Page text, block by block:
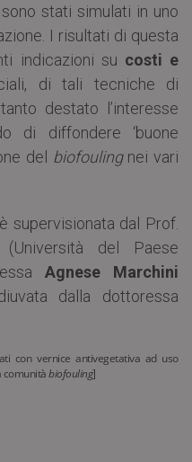
stati simulati in uno
I risultati di questa
indicazioni su costi e
di tali tecniche di
destato l’interesse
di diffondere ‘buone
del biofoulingnei vari
supervisionata dal Prof.
(Università del Paese
Agnese Marchini
dalla dottoressa
con vernice antivegetativa ad uso
comunitàbiofouling]